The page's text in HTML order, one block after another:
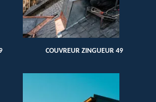
COUVREUR ZINGUEUR 49